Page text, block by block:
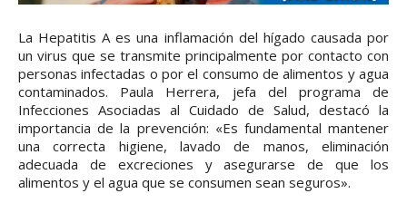
La Hepatitis A es una inflamación del hígado causada por
un virus que se transmite principalmente por contacto con
personas infectadas o por el consumo de alimentos y agua
contaminados. Paula Herrera, jefa del programa de
Infecciones Asociadas al Cuidado de Salud, destacó la
importancia de la prevención: «Es fundamental mantener
una correcta higiene, lavado de manos, eliminación
adecuada de excreciones y asegurarse de que los
alimentos y el agua que se consumen sean seguros».